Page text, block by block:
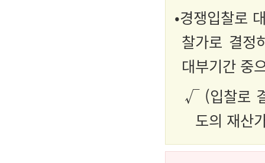
•경쟁입찰로
찰가로 결정
대부기간 중
√ (입찰로
도의 재산